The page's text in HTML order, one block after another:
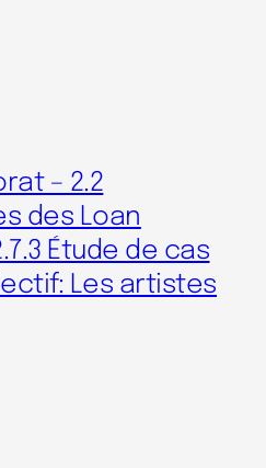
– 2.2
des Loan
Étude de cas
Les artistes